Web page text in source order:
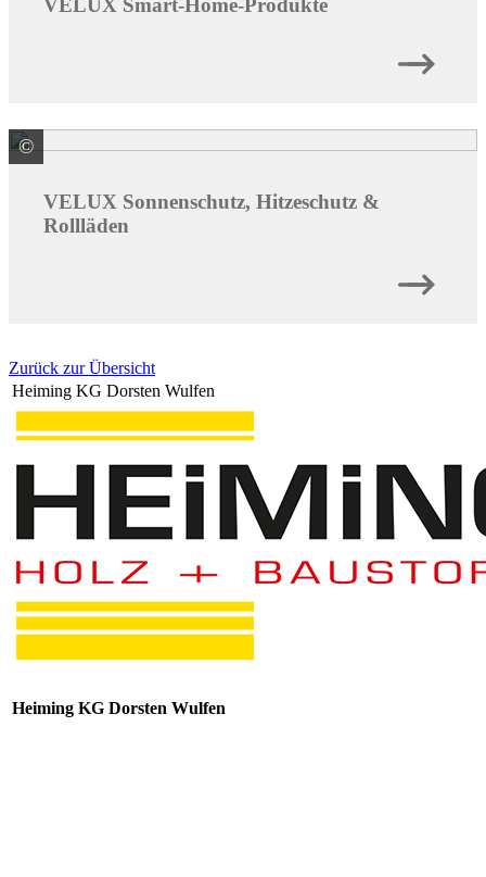
VELUX Smart-Home-Produkte
© VELUX Deutschland GmbH
VELUX Sonnenschutz, Hitzeschutz &
Rollläden
Zurück zur Übersicht
Heiming KG Dorsten Wulfen
Heiming KG Dorsten Wulfen